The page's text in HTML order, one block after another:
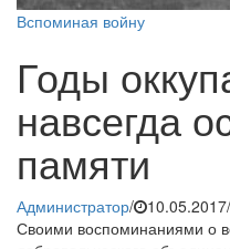
Вспоминая войну
Годы
навсегда
памяти
Администратор/ 10.05.2017/
Своими воспоминаниями о